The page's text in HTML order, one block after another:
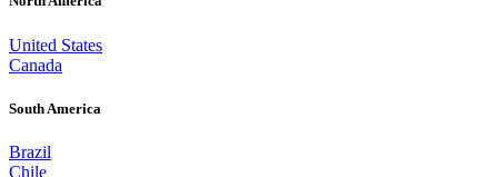
United States
Canada
South America
Brazil
Chile